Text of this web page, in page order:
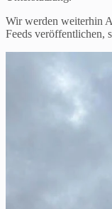
Wir werden weiterhin
Feeds veröffentlichen,